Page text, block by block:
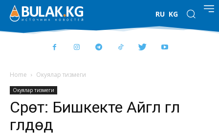
RU KG
Home Окуялар тизмеги
Окуялар тизмеги
Сүрөт: Бишкекте Айгүл гүлү
гүлдөдү